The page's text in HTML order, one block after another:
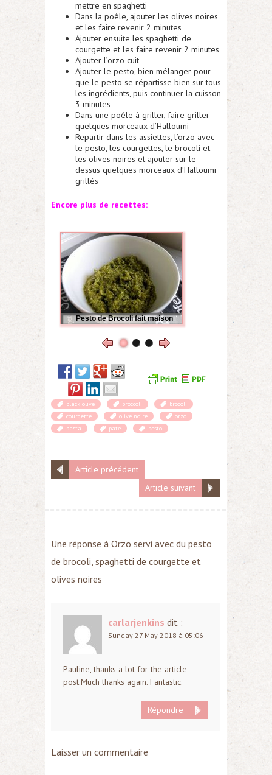
mettre en spaghetti
Dans la poêle, ajouter les olives noires
et les faire revenir 2 minutes
Ajouter ensuite les spaghetti de
courgette et les faire revenir 2 minutes
Ajouter l’orzo cuit
Ajouter le pesto, bien mélanger pour
que le pesto se répartisse bien sur tous
les ingrédients, puis continuer la cuisson
3 minutes
Dans une poêle à griller, faire griller
quelques morceaux d’Halloumi
Repartir dans les assiettes, l’orzo avec
le pesto, les courgettes, le brocoli et
les olives noires et ajouter sur le
dessus quelques morceaux d’Halloumi
grillés
Encore plus de recettes:
Pesto de Brocoli fait maison
black olive broccoli
brocoli
courgette
olive noire
orzo
pasta
pate pesto
Article précédent
Article suivant
Une réponse à Orzo servi avec du pesto
de brocoli, spaghetti de courgette et
olives noires
carlarjenkins dit :
Sunday 27 May 2018 à 05:06
Pauline, thanks a lot for the article
post.Much thanks again. Fantastic.
Répondre
Laisser un commentaire